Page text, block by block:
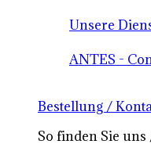
Unsere
ANTES -
Bestellung /
So finden Sie